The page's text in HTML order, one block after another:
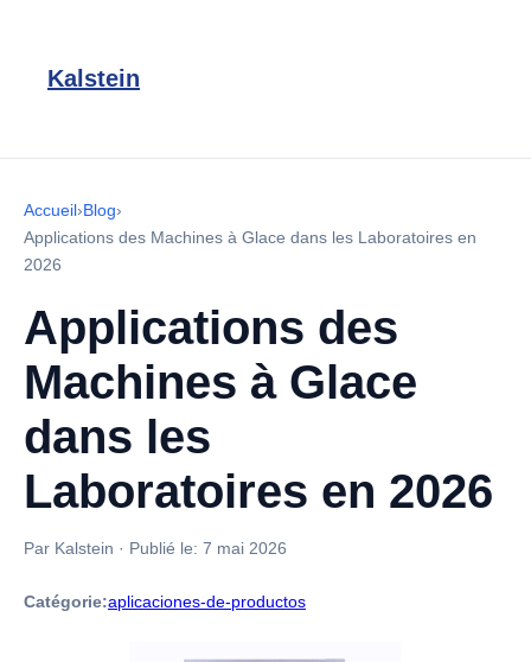
Kalstein
Accueil›Blog›
Applications des Machines à Glace dans les Laboratoires en
2026
Applications des
Machines à Glace
dans les
Laboratoires en 2026
Par Kalstein · Publié le: 7 mai 2026
Catégorie:aplicaciones-de-productos